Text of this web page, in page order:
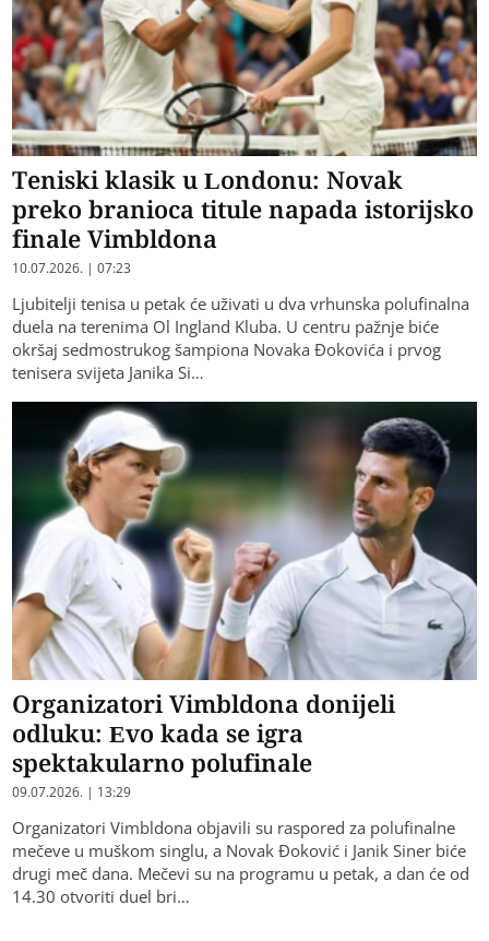
Teniski klasik u Londonu: Novak
preko branioca titule napada istorijsko
finale Vimbldona
10.07.2026. | 07:23
Ljubitelji tenisa u petak će uživati u dva vrhunska polufinalna
duela na terenima Ol Ingland Kluba. U centru pažnje biće
okršaj sedmostrukog šampiona Novaka Đokovića i prvog
tenisera svijeta Janika Si…
Organizatori Vimbldona donijeli
odluku: Evo kada se igra
spektakularno polufinale
09.07.2026. | 13:29
Organizatori Vimbldona objavili su raspored za polufinalne
mečeve u muškom singlu, a Novak Đoković i Janik Siner biće
drugi meč dana. Mečevi su na programu u petak, a dan će od
14.30 otvoriti duel bri…